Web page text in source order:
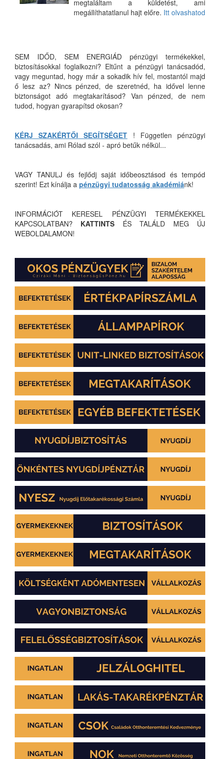
megtaláltam a küldetést, ami
megállíthatatlanul hajt előre. Itt olvashatod
SEM IDŐD, SEM ENERGIÁD pénzügyi termékekkel,
biztosításokkal foglalkozni? Eltűnt a pénzügyi tanácsadód,
vagy meguntad, hogy már a sokadik hív fel, mostantól majd
ő lesz az? Nincs pénzed, de szeretnéd, ha idővel lenne
biztonságot adó megtakarításod? Van pénzed, de nem
tudod, hogyan gyarapítsd okosan?
KÉRJ SZAKÉRTŐI SEGÍTSÉGET ! Független pénzügyi
tanácsadás, ami Rólad szól - apró betűk nélkül...
VAGY TANULJ és fejlődj saját időbeosztásod és tempód
szerint! Ezt kínálja a pénzügyi tudatosság akadémiánk!
INFORMÁCIÓT KERESEL PÉNZÜGYI TERMÉKEKKEL
KAPCSOLATBAN? KATTINTS ÉS TALÁLD MEG ÚJ
WEBOLDALAMON!